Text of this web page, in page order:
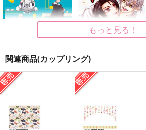
つるつめ
3,504円（税込）
鶴丸国永
恋してワガママ
411円（税込）
鶴丸国永×加州清光
もっと見る！
関連商品(カップリング)